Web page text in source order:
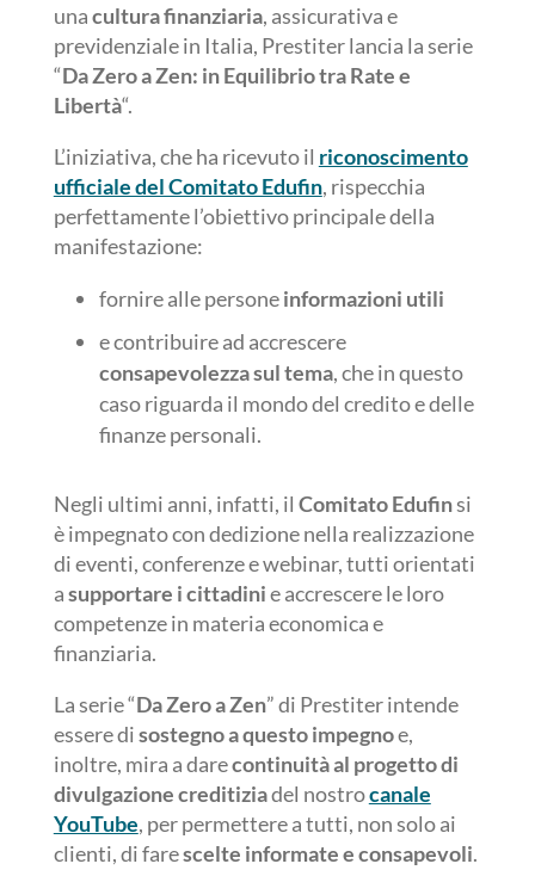
unacultura finanziaria, assicurativa e
previdenziale in Italia, Prestiter lancia la serie
“Da Zero a Zen: in Equilibrio tra Rate e
Libertà“.
L’iniziativa, che ha ricevuto il riconoscimento
ufficiale del Comitato Edufin, rispecchia
perfettamente l’obiettivo principale della
manifestazione:
fornire alle personeinformazioni utili
e contribuire ad accrescere
consapevolezza sul tema, che in questo
caso riguarda il mondo del credito e delle
finanze personali.
Negli ultimi anni, infatti, il Comitato Edufinsi
è impegnato con dedizione nella realizzazione
di eventi, conferenze e webinar, tutti orientati
asupportare i cittadinie accrescere le loro
competenze in materia economica e
finanziaria.
La serie “Da Zero a Zen” di Prestiter intende
essere disostegno a questo impegnoe,
inoltre, mira a darecontinuità al progetto di
divulgazione creditiziadel nostrocanale
YouTube, per permettere a tutti, non solo ai
clienti, di farescelte informate e consapevoli.